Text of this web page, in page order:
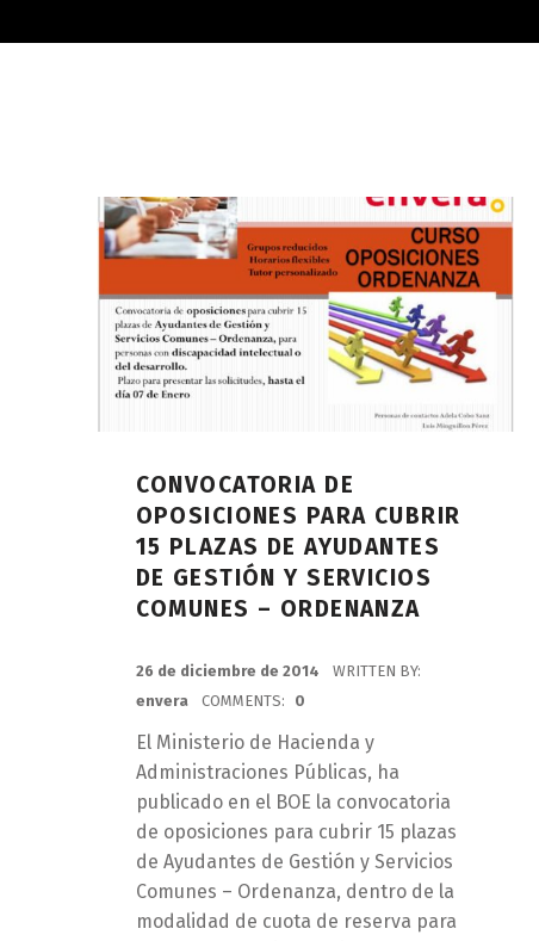
CONVOCATORIA DE
OPOSICIONES PARA CUBRIR
15 PLAZAS DE AYUDANTES
DE GESTIÓN Y SERVICIOS
COMUNES – ORDENANZA
26 de diciembre de 2014
WRITTEN BY:
envera
COMMENTS: 0
El Ministerio de Hacienda y
Administraciones Públicas, ha
publicado en el BOE la convocatoria
de oposiciones para cubrir 15 plazas
de Ayudantes de Gestión y Servicios
Comunes – Ordenanza, dentro de la
modalidad de cuota de reserva para